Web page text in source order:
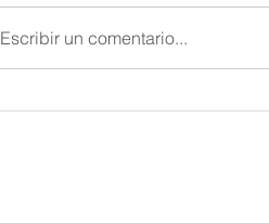
La licencia por
Escribir un comentario...